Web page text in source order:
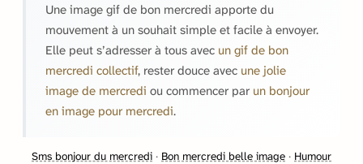
Une image gif de bon mercredi apporte du
mouvement à un souhait simple et facile à envoyer.
Elle peut s’adresser à tous avec un gif de bon
mercredi collectif, rester douce avec une jolie
image de mercredi ou commencer par un bonjour
en image pour mercredi.
Sms bonjour du mercredi · Bon mercredi belle image · Humour